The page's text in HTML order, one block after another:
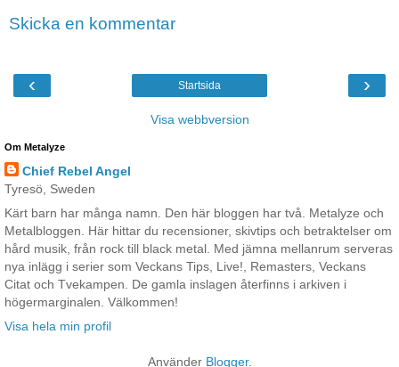
Skicka en kommentar
‹ ›
Startsida
Visa webbversion
Om Metalyze
Chief Rebel Angel
Tyresö, Sweden
Kärt barn har många namn. Den här bloggen har två. Metalyze och
Metalbloggen. Här hittar du recensioner, skivtips och betraktelser om
hård musik, från rock till black metal. Med jämna mellanrum serveras
nya inlägg i serier som Veckans Tips, Live!, Remasters, Veckans
Citat och Tvekampen. De gamla inslagen återfinns i arkiven i
högermarginalen. Välkommen!
Visa hela min profil
Använder Blogger.